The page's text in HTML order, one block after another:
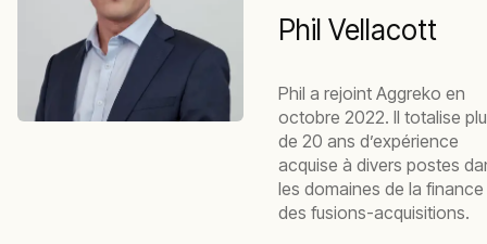
Phil Vellacott
Phil a rejoint Aggreko en
octobre 2022. Il totalise
de 20 ans d’expérience
acquise à divers postes
les domaines de la
des fusions-acquisitions.